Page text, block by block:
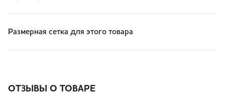
Размерная сетка для этого товара
ОТЗЫВЫ О ТОВАРЕ